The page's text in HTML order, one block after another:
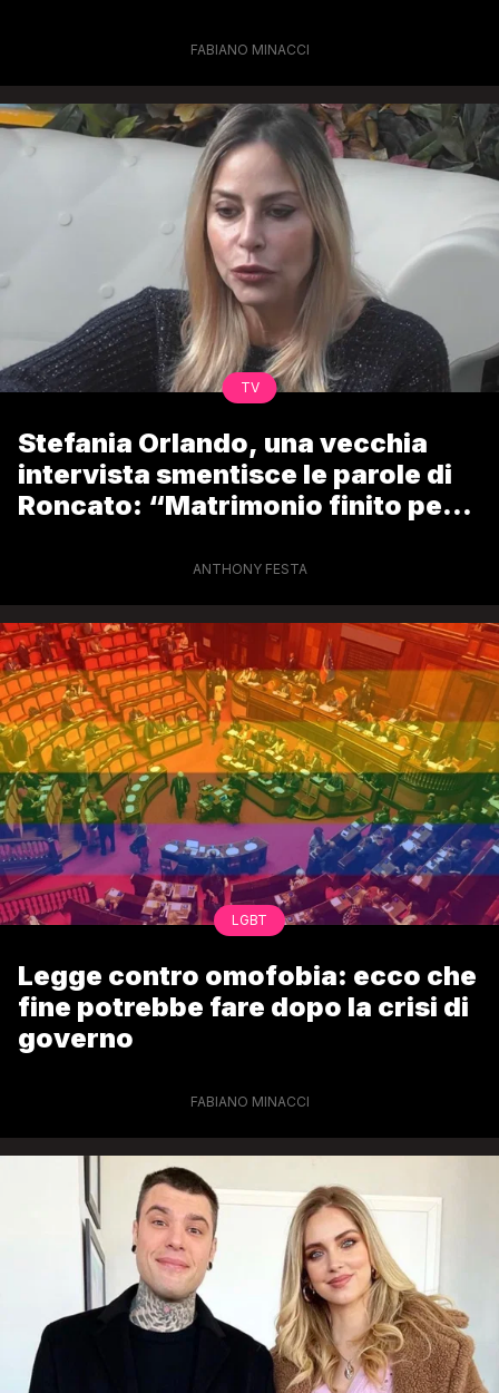
FABIANO MINACCI
TV
Stefania Orlando, una vecchia
intervista smentisce le parole di
Roncato: “Matrimonio finito per
ANTHONY FESTA
LGBT
Legge contro omofobia: ecco che
fine potrebbe fare dopo la crisi di
governo
FABIANO MINACCI